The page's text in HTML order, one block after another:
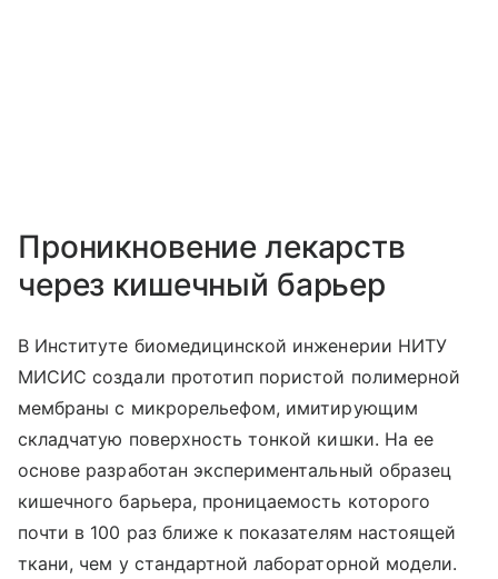
Проникновение лекарств
через кишечный барьер
В Институте биомедицинской инженерии НИТУ
МИСИС создали прототип пористой полимерной
мембраны с микрорельефом, имитирующим
складчатую поверхность тонкой кишки. На ее
основе разработан экспериментальный образец
кишечного барьера, проницаемость которого
почти в 100 раз ближе к показателям настоящей
ткани, чем у стандартной лабораторной модели.